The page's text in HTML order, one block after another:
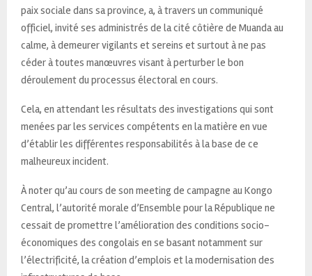
paix sociale dans sa province, a, à travers un communiqué
officiel, invité ses administrés de la cité côtière de Muanda au
calme, à demeurer vigilants et sereins et surtout à ne pas
céder à toutes manœuvres visant à perturber le bon
déroulement du processus électoral en cours.
Cela, en attendant les résultats des investigations qui sont
menées par les services compétents en la matière en vue
d’établir les différentes responsabilités à la base de ce
malheureux incident.
À noter qu’au cours de son meeting de campagne au Kongo
Central, l’autorité morale d’Ensemble pour la République ne
cessait de promettre l’amélioration des conditions socio-
économiques des congolais en se basant notamment sur
l’électrificité, la création d’emplois et la modernisation des